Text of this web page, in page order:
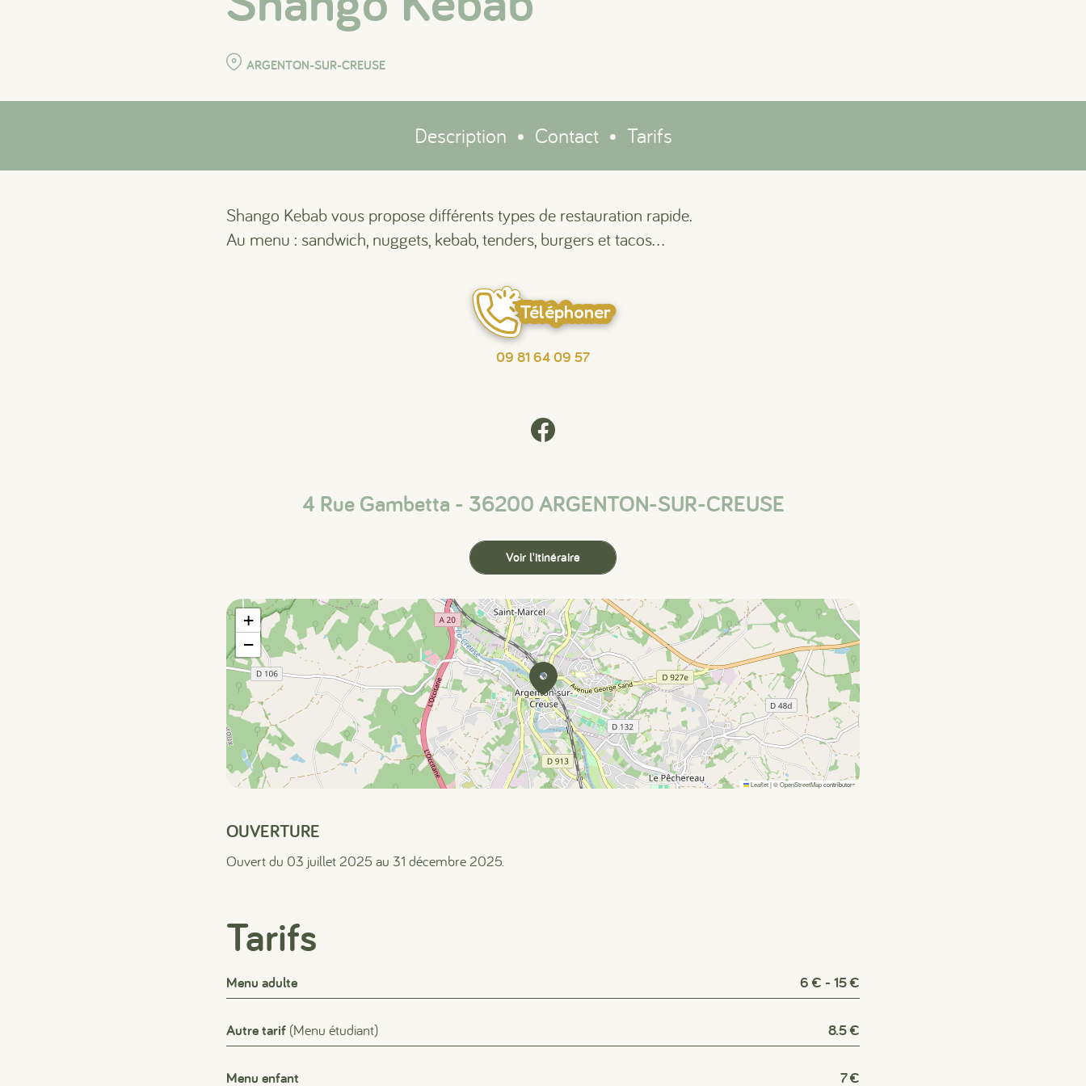
ARGENTON-SUR-CREUSE
Description • Contact • Tarifs
Shango Kebab vous propose différents types de restauration rapide.
Au menu : sandwich, nuggets, kebab, tenders, burgers et tacos...
Téléphoner
09 81 64 09 57
4 Rue Gambetta - 36200 ARGENTON-SUR-CREUSE
Voir l'itinéraire
+
−
Leaflet|©OpenStreetMapcontributors
OUVERTURE
Ouvert du 03 juillet 2025 au 31 décembre 2025.
Tarifs
Menu adulte 6 € - 15 €
Autre tarif (Menu étudiant) 8.5 €
Menu enfant 7 €